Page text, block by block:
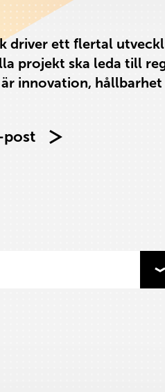
driver ett flertal
projekt ska leda till
innovation,
post